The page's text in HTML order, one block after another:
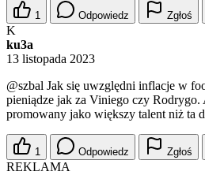
1 Odpowiedz Zgłoś
K
ku3a
13 listopada 2023
@szbal Jak się uwzględni inflacje w
pieniądze jak za Viniego czy
promowany jako większy talent niż ta
1 Odpowiedz Zgłoś
REKLAMA